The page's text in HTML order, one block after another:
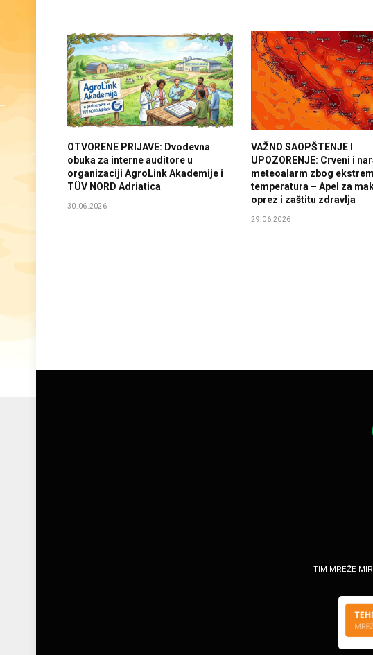
OTVORENE PRIJAVE: Dvodevna
obuka za interne auditore u
organizaciji AgroLink Akademije i
TÜV NORD Adriatica
30.06.2026
VAŽNO SAOPŠTENJE I
UPOZORENJE: Crveni i
meteoalarm zbog
temperatura – Apel za
oprez i zaštitu zdravlja
29.06.2026
TIM MREŽE